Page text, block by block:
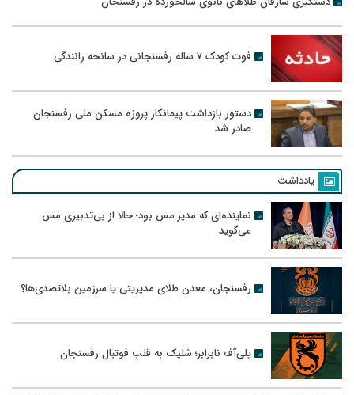
فوت کودک ۷ ساله رفسنجانی در سانحه رانندگی
دستور بازداشت پیمانکار پروژه مسکن ملی رفسنجان
صادر شد
یادداشت
نماینده‌ای که مدیر مس بود؛ حالا از بی‌تدبیری مس
می‌گوید
رفسنجان، معدن طلای مدیریتی یا سرزمین بلاتصدی‌ها؟
پلی‌آف نابرابر؛ شلیک به قلب فوتبال رفسنجان